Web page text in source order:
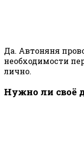
Да. Автоняня
необходимости
лично.
Нужно ли своё